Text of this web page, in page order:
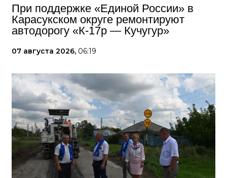
При поддержке «Единой России» в
Карасукском округе ремонтируют
автодорогу «К-17р — Кучугур»
07 августа 2026, 06:19